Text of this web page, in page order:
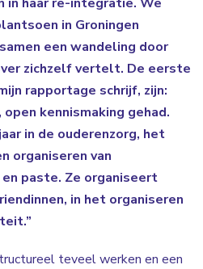
in Groningen
een wandeling door
zichzelf vertelt. De eerste
rapportage schrijf, zijn:
kennismaking gehad.
in de ouderenzorg, het
organiseren van
paste. Ze organiseert
in het organiseren
teveel werken en een